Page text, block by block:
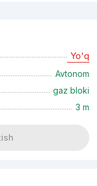
Yo'q
Avtonom
gaz bloki
3 m